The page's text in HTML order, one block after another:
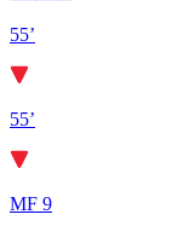
55’
55’
MF 9